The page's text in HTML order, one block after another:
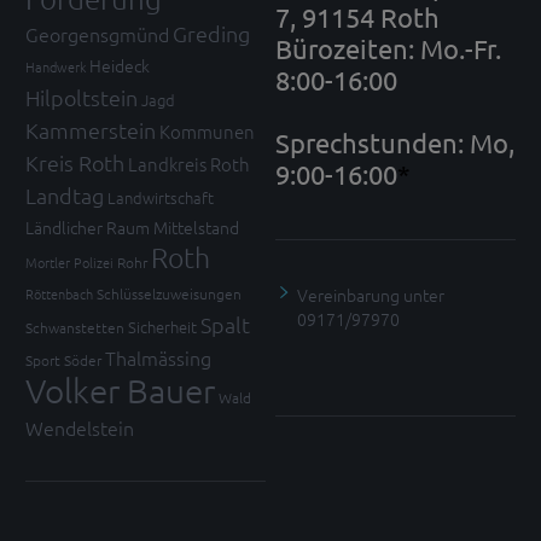
Georgensgmünd Greding
Handwerk Heideck
Hilpoltstein Jagd
Kammerstein Kommunen
Kreis Roth Landkreis Roth
Landtag Landwirtschaft
Ländlicher Raum Mittelstand
Mortler Polizei Rohr Roth
Röttenbach Schlüsselzuweisungen
Schwanstetten Sicherheit Spalt
Sport SöderThalmässing
Volker BauerWald
Wendelstein
7, 91154 Roth
Bürozeiten: Mo.-Fr.
8:00-16:00
Sprechstunden: Mo,
9:00-16:00*
Vereinbarung unter
09171/97970